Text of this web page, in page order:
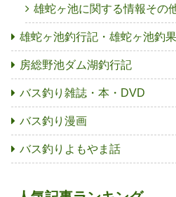
雄蛇ヶ池に関する情報その
雄蛇ヶ池釣行記・雄蛇ヶ池釣果
房総野池ダム湖釣行記
バス釣り雑誌・本・DVD
バス釣り漫画
バス釣りよもやま話